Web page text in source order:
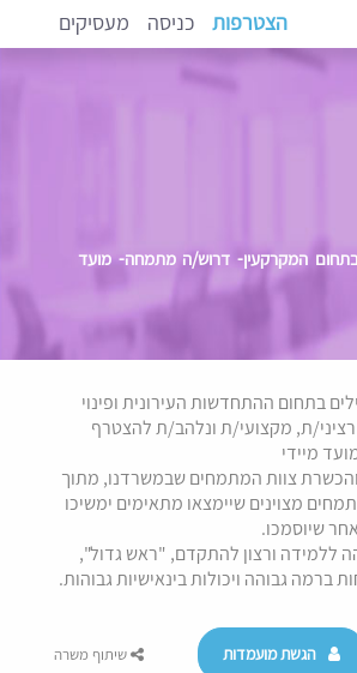
הצטרפות כניסה מעסיקים
המקרקעין- דרוש/ה מתמחה- מועד
בתחום ההתחדשות העירונית ופינוי
ת, מקצועי/ת ונלהב/ת להצטרף
מיידי
צוות המתמחים שבמשרדנו, מתוך
מצוינים שיימצאו מתאימים ימשיכו
שיוסמכו.
ללמידה ורצון להתקדם, "ראש גדול",
ברמה גבוהה ויכולות בינאישיות גבוהות.
הגשת מועמדות שיתוף משרה